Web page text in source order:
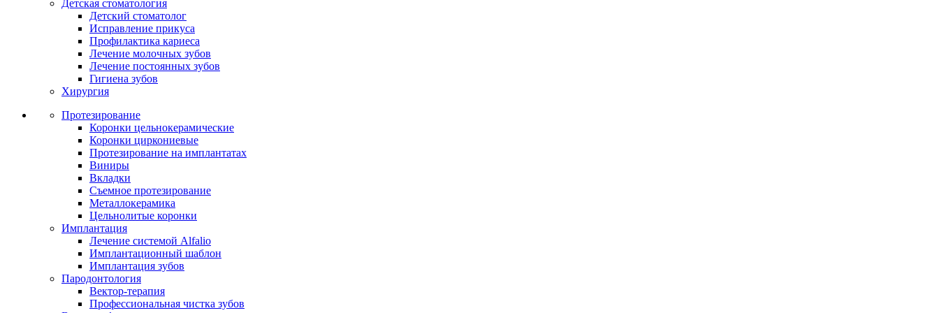
Детская стоматология
Детский стоматолог
Исправление прикуса
Профилактика кариеса
Лечение молочных зубов
Лечение постоянных зубов
Гигиена зубов
Хирургия
Протезирование
Коронки цельнокерамические
Коронки циркониевые
Протезирование на имплантатах
Виниры
Вкладки
Съемное протезирование
Металлокерамика
Цельнолитые коронки
Имплантация
Лечение системой Alfalio
Имплантационный шаблон
Имплантация зубов
Пародонтология
Вектор-терапия
Профессиональная чистка зубов